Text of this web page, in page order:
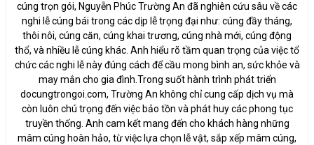
cúng trọn gói, Nguyễn Phúc Trường An đã nghiên cứu sâu về các
nghi lễ cúng bái trong các dịp lễ trọng đại như: cúng đầy tháng,
thôi nôi, cúng căn, cúng khai trương, cúng nhà mới, cúng động
thổ, và nhiều lễ cúng khác. Anh hiểu rõ tầm quan trọng của việc tổ
chức các nghi lễ này đúng cách để cầu mong bình an, sức khỏe và
may mắn cho gia đình.Trong suốt hành trình phát triển
docungtrongoi.com, Trường An không chỉ cung cấp dịch vụ mà
còn luôn chú trọng đến việc bảo tồn và phát huy các phong tục
truyền thống. Anh cam kết mang đến cho khách hàng những
mâm cúng hoàn hảo, từ việc lựa chọn lễ vật, sắp xếp mâm cúng,